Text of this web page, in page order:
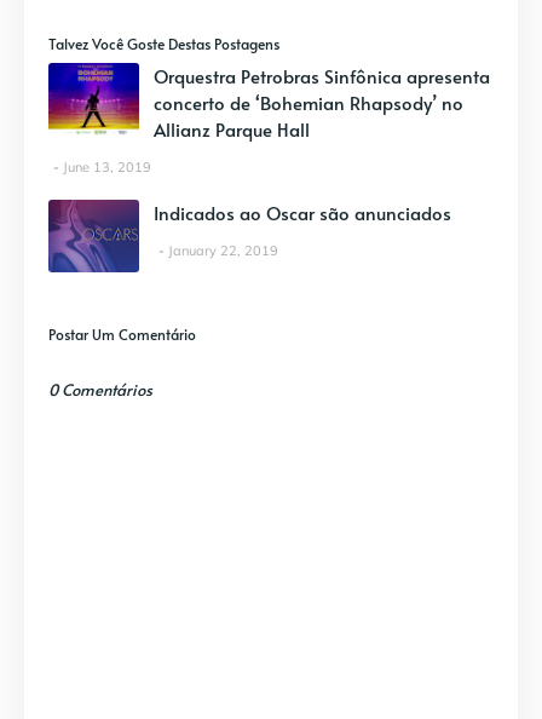
Talvez Você Goste Destas Postagens
Orquestra Petrobras Sinfônica apresenta
concerto de ‘Bohemian Rhapsody’ no
Allianz Parque Hall
June 13, 2019
Indicados ao Oscar são anunciados
January 22, 2019
Postar Um Comentário
0 Comentários